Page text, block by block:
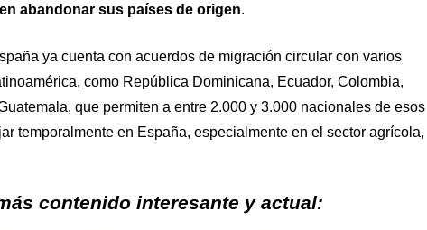
abandonar sus países de origen.
ya cuenta con acuerdos de migración circular con varios
como República Dominicana, Ecuador, Colombia,
que permiten a entre 2.000 y 3.000 nacionales de esos
temporalmente en España, especialmente en el sector agrícola,
contenido interesante y actual: